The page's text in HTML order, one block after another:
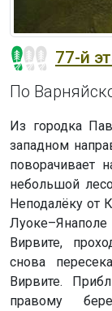
77-й
По
Из городка
западном
поворачивает
небольшой
Неподалёку от
Вирвите,
снова
Вирвите.
правому